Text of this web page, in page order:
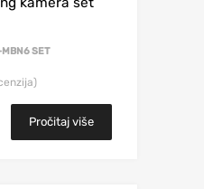
SET
Pročitaj više